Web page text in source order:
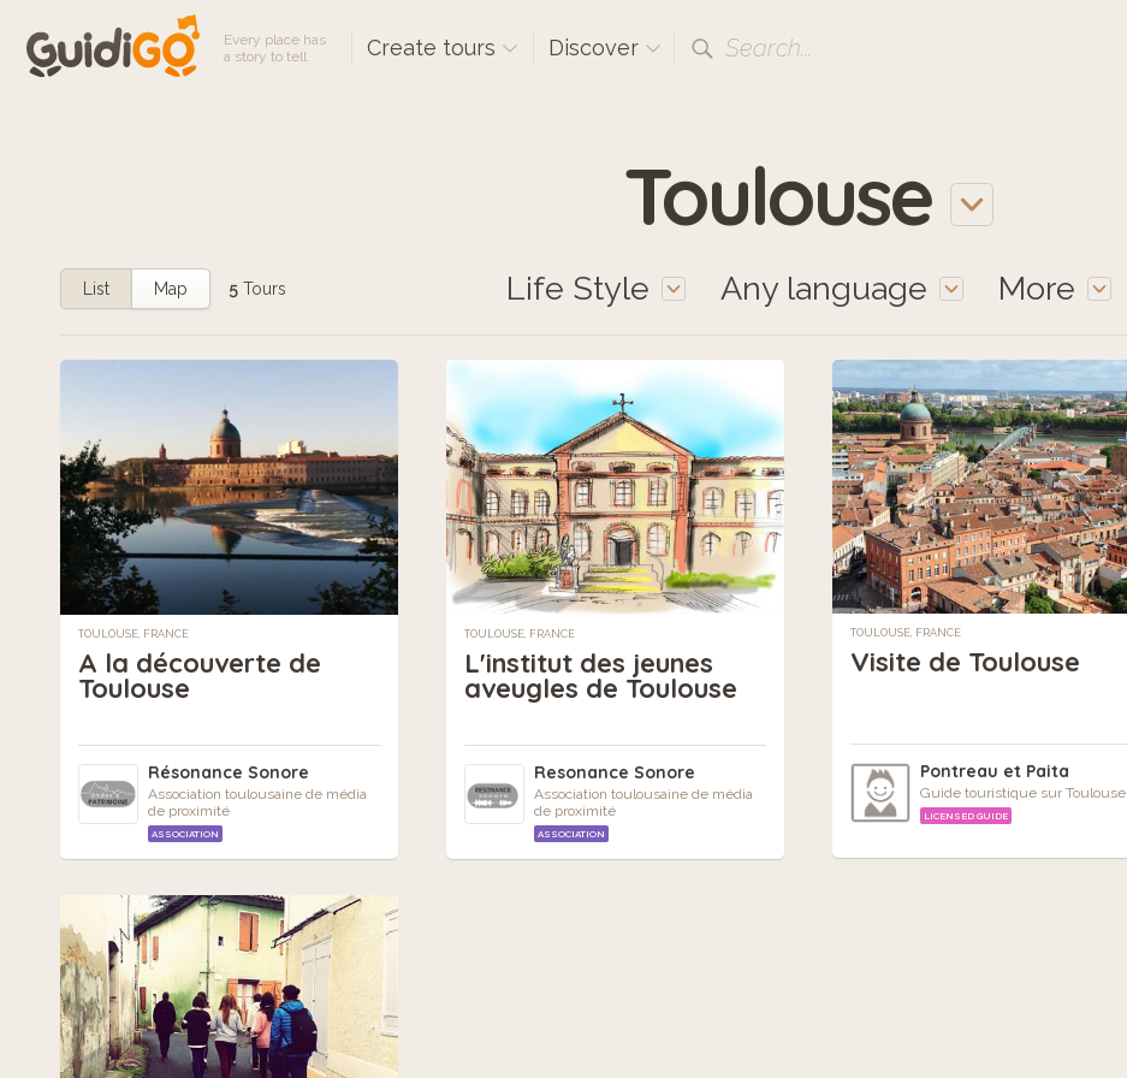
Every place has
a story to tell
Create tours Discover Search...
Toulouse
Life Style Any language More
List Map 5 Tours
TOULOUSE, FRANCE
A la découverte de
Toulouse
Résonance Sonore
Association toulousaine de média
de proximité
ASSOCIATION
TOULOUSE, FRANCE
L'institut des jeunes
aveugles de Toulouse
Resonance Sonore
Association toulousaine de média
de proximité
ASSOCIATION
TOULOUSE, FRANCE
Visite de Toulouse
Pontreau et Paita
Guide touristique sur Toulouse
LICENSED GUIDE